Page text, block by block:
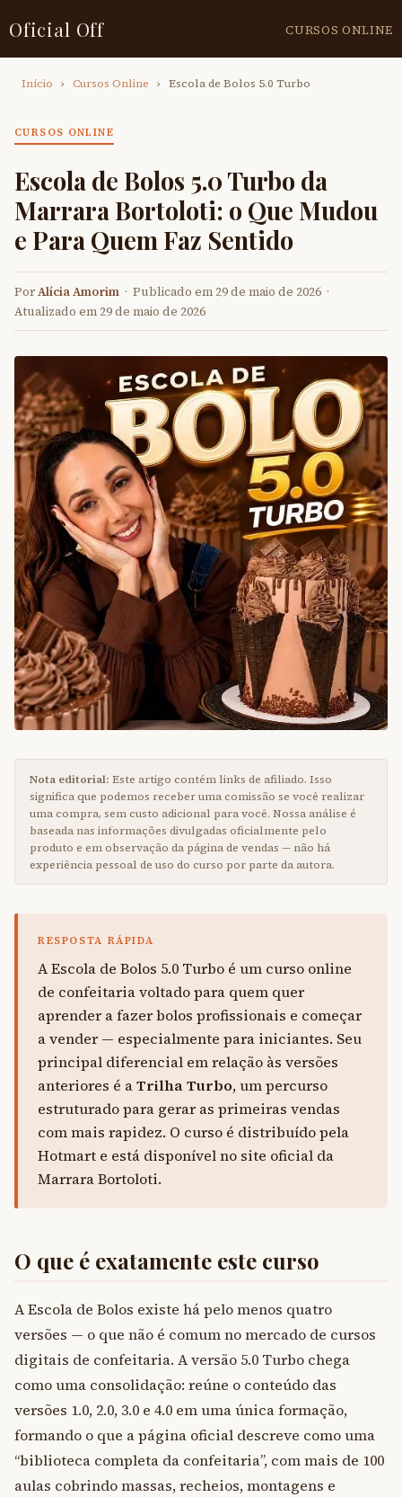
Oficial Off CURSOS ONLINE
Início › Cursos Online › Escola de Bolos 5.0 Turbo
CURSOS ONLINE
Escola de Bolos 5.0 Turbo da
Marrara Bortoloti: o Que Mudou
e Para Quem Faz Sentido
Por Alícia Amorim · Publicado em 29 de maio de 2026 ·
Atualizado em 29 de maio de 2026
Nota editorial: Este artigo contém links de afiliado. Isso
significa que podemos receber uma comissão se você realizar
uma compra, sem custo adicional para você. Nossa análise é
baseada nas informações divulgadas oficialmente pelo
produto e em observação da página de vendas — não há
experiência pessoal de uso do curso por parte da autora.
RESPOSTA RÁPIDA
A Escola de Bolos 5.0 Turbo é um curso online
de confeitaria voltado para quem quer
aprender a fazer bolos profissionais e começar
a vender — especialmente para iniciantes. Seu
principal diferencial em relação às versões
anteriores é aTrilha Turbo, um percurso
estruturado para gerar as primeiras vendas
com mais rapidez. O curso é distribuído pela
Hotmart e está disponível no site oficial da
Marrara Bortoloti.
O que é exatamente este curso
A Escola de Bolos existe há pelo menos quatro
versões — o que não é comum no mercado de cursos
digitais de confeitaria. A versão 5.0 Turbo chega
como uma consolidação: reúne o conteúdo das
versões 1.0, 2.0, 3.0 e 4.0 em uma única formação,
formando o que a página oficial descreve como uma
“biblioteca completa da confeitaria”, com mais de 100
aulas cobrindo massas, recheios, montagens e